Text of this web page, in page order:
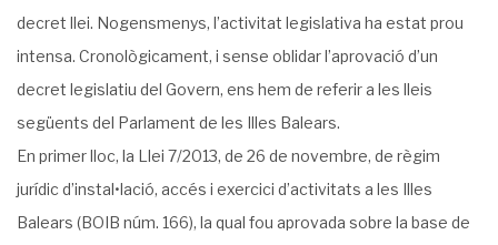
decret llei. Nogensmenys, l’activitat legislativa ha estat prou
intensa. Cronològicament, i sense oblidar l’aprovació d’un
decret legislatiu del Govern, ens hem de referir a les lleis
següents del Parlament de les Illes Balears.
En primer lloc, la Llei 7/2013, de 26 de novembre, de règim
jurídic d’instal•lació, accés i exercici d’activitats a les Illes
Balears (BOIB núm. 166), la qual fou aprovada sobre la base de